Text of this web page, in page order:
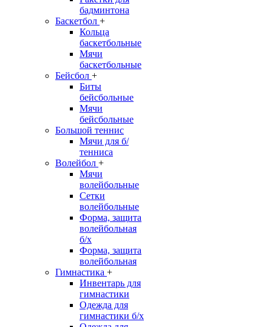
бадминтона
Баскетбол +
Кольца
баскетбольные
Мячи
баскетбольные
Бейсбол +
Биты
бейсбольные
Мячи
бейсбольные
Большой теннис
Мячи для б/
тенниса
Волейбол +
Мячи
волейбольные
Сетки
волейбольные
Форма, защита
волейбольная
б/х
Форма, защита
волейбольная
Гимнастика +
Инвентарь для
гимнастики
Одежда для
гимнастики б/х